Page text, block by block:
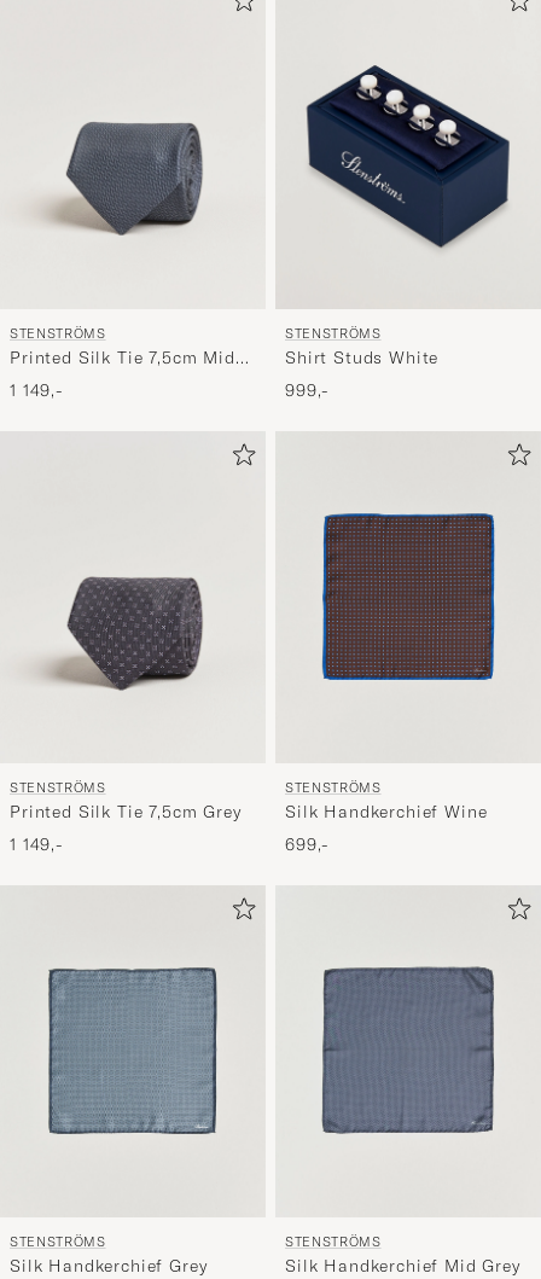
STENSTRÖMS
Printed Silk Tie 7,5cm Mid
Grey
1 149,-
STENSTRÖMS
Shirt Studs White
999,-
STENSTRÖMS
Printed Silk Tie 7,5cm Grey
1 149,-
STENSTRÖMS
Silk Handkerchief Wine
699,-
STENSTRÖMS
Silk Handkerchief Grey
STENSTRÖMS
Silk Handkerchief Mid Grey